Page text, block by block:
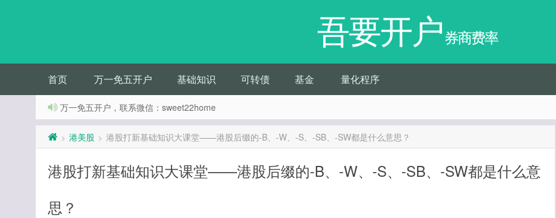
吾要开户券商费率
首页 万一免五开户 基础知识 可转债 基金 量化程序
万一免五开户，联系微信：sweet22home
> 港美股 > 港股打新基础知识大课堂——港股后缀的-B、-W、-S、-SB、-SW都是什么意思？
港股打新基础知识大课堂——港股后缀的-B、-W、-S、-SB、-SW都是什么意
思？